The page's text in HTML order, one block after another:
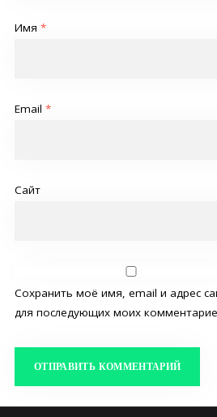
Имя *
Email *
Сайт
Сохранить моё имя, email и адрес
для последующих моих